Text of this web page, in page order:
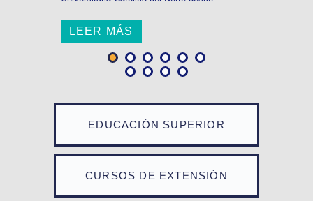
EDUCACIÓN SUPERIOR
CURSOS DE EXTENSIÓN
LEER MÁS